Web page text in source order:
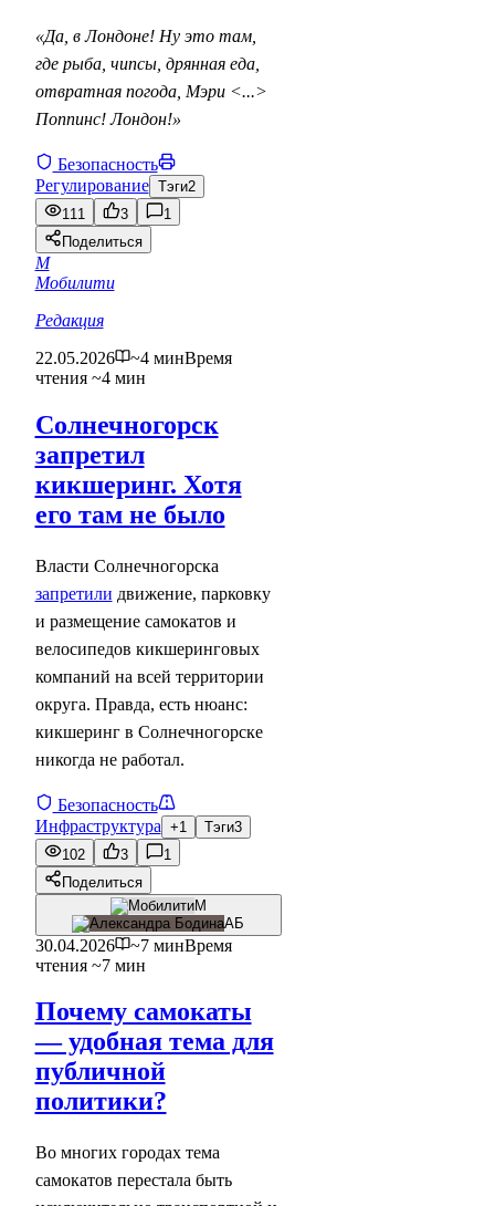
«Да, в Лондоне! Ну это там,
где рыба, чипсы, дрянная еда,
отвратная погода, Мэри <...>
Поппинс! Лондон!»
Безопасность
Регулирование Тэги2
111
3
1
Поделиться
М
Мобилити
Редакция
22.05.2026
~4 минВремя
чтения ~4 мин
Солнечногорск
запретил
кикшеринг. Хотя
его там не было
Власти Солнечногорска
запретили движение, парковку
и размещение самокатов и
велосипедов кикшеринговых
компаний на всей территории
округа. Правда, есть нюанс:
кикшеринг в Солнечногорске
никогда не работал.
Безопасность
Инфраструктура +1 Тэги3
102
3
1
Поделиться
М
АБ
30.04.2026 ~7 минВремя
чтения ~7 мин
Почему самокаты
— удобная тема для
публичной
политики?
Во многих городах тема
самокатов перестала быть